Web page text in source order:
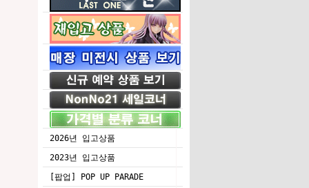
2026년 입고상품
2023년 입고상품
[팝업] POP UP PARADE